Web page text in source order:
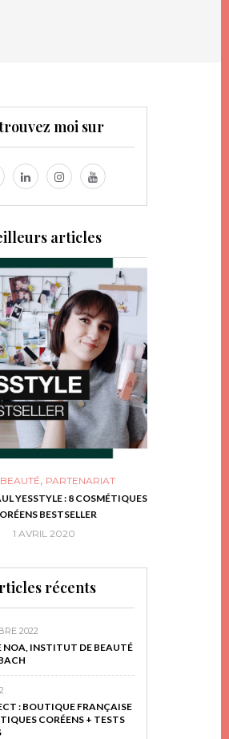
moi sur
articles
BEAUTÉ, PARTENARIAT
YESSTYLE : 8 COSMÉTIQUES
BESTSELLER
1 AVRIL 2020
récents
2022
NOA, INSTITUT DE BEAUTÉ
: BOUTIQUE FRANÇAISE
CORÉENS + TESTS